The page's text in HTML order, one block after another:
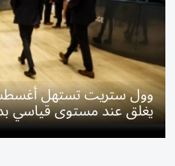
وول ستريت تستهل
يغلق عند مستوى قياسي